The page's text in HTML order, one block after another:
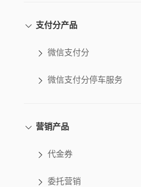
支付分产品
微信支付分
微信支付分停车服务
营销产品
代金券
委托营销